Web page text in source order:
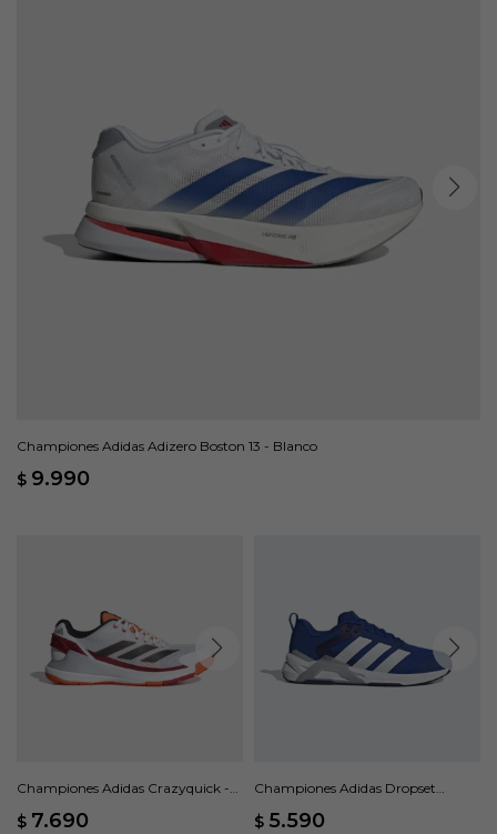
Championes Adidas Adizero Boston 13 - Blanco
$ 9.990
Championes Adidas Crazyquick -
$ 7.690
Championes Adidas Dropset
$ 5.590